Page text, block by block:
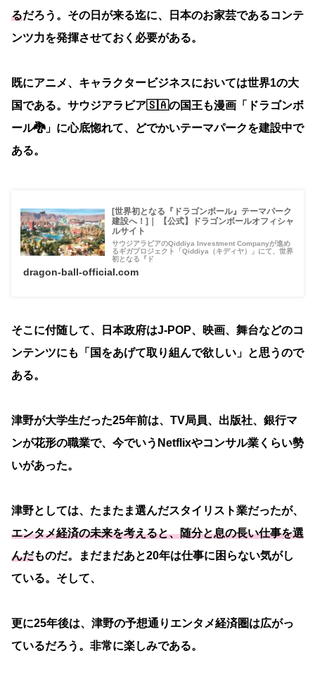
るだろう。その日が来る迄に、日本のお家芸であるコンテ
ンツ力を発揮させておく必要がある。
既にアニメ、キャラクタービジネスにおいては世界1の大
国である。サウジアラビア🇸🇦の国王も漫画「ドラゴンボ
ール🐉」に心底惚れて、どでかいテーマパークを建設中で
ある。
[世界初となる『ドラゴンボール』テーマパーク
建設へ！]｜ 【公式】ドラゴンボールオフィシャ
ルサイト
サウジアラビアのQiddiya Investment Companyが進め
るギガプロジェクト「Qiddiya（キディヤ）」にて、世界
初となる『ド
dragon-ball-official.com
そこに付随して、日本政府はJ-POP、映画、舞台などのコ
ンテンツにも「国をあげて取り組んで欲しい」と思うので
ある。
津野が大学生だった25年前は、TV局員、出版社、銀行マ
ンが花形の職業で、今でいうNetflixやコンサル業くらい勢
いがあった。
津野としては、たまたま選んだスタイリスト業だったが、
エンタメ経済の未来を考えると、随分と息の長い仕事を選
んだものだ。まだまだあと20年は仕事に困らない気がし
ている。そして、
更に25年後は、津野の予想通りエンタメ経済圏は広がっ
ているだろう。非常に楽しみである。